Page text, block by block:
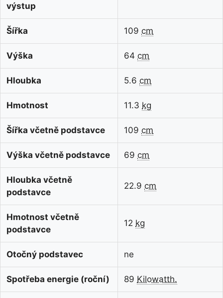
výstup
Šířka 109 cm
Výška 64 cm
Hloubka 5.6 cm
Hmotnost 11.3 kg
Šířka včetně podstavce 109 cm
Výška včetně podstavce 69 cm
Hloubka včetně
podstavce
22.9 cm
Hmotnost včetně
podstavce
12 kg
Otočný podstavec ne
Spotřeba energie (roční) 89 Kilowatth.